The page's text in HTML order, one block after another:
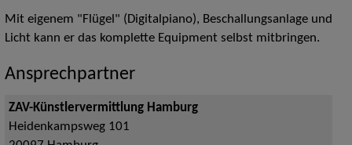
Mit eigenem "Flügel" (Digitalpiano), Beschallungsanlage und
Licht kann er das komplette Equipment selbst mitbringen.
Ansprechpartner
ZAV-Künstlervermittlung Hamburg
Heidenkampsweg 101